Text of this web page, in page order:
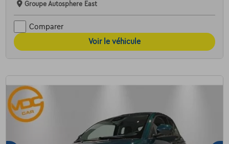
Groupe Autosphere East
Comparer
Voir le véhicule